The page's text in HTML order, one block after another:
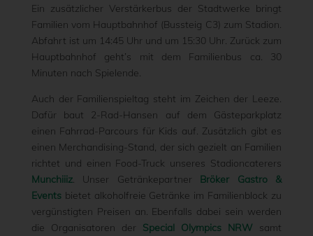
Ein zusätzlicher Verstärkerbus der Stadtwerke bringt
Familien vom Hauptbahnhof (Bussteig C3) zum Stadion.
Abfahrt ist um 14:45 Uhr und um 15:30 Uhr. Zurück zum
Hauptbahnhof geht’s mit dem Familienbus ca. 30
Minuten nach Spielende.
Auch der Familienspieltag steht im Zeichen der Leeze.
Dafür baut 2-Rad-Hansen auf dem Gästeparkplatz
einen Fahrrad-Parcours für Kids auf. Zusätzlich gibt es
einen Merchandising-Stand, der sich gezielt an Familien
richtet und einen Food-Truck unseres Stadioncaterers
Munchiiiz. Unser Getränkepartner Bröker Gastro &
Eventsbietet alkoholfreie Getränke im Familienblock zu
vergünstigten Preisen an. Ebenfalls dabei sein werden
die Organisatoren der Special Olympics NRW samt